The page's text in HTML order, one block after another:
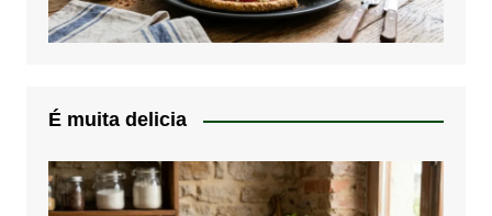
É muita delicia